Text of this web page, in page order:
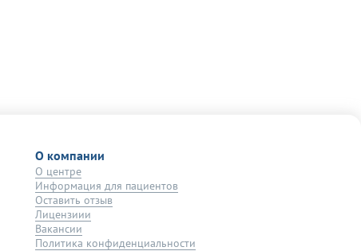
О компании
О центре
Информация для пациентов
Оставить отзыв
Лицензиии
Вакансии
Политика конфиденциальности